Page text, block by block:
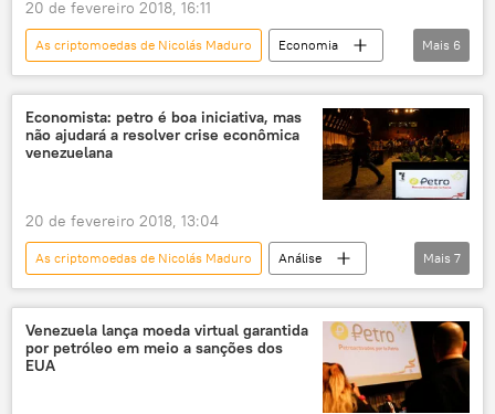
20 de fevereiro 2018, 16:11
As criptomoedas de Nicolás Maduro
Economia
Notícias
Venezuela
Petro
criptomoeda
criptomoedas
Nicolás Maduro
Mais 6
Economista: petro é boa iniciativa, mas
não ajudará a resolver crise econômica
venezuelana
20 de fevereiro 2018, 13:04
As criptomoedas de Nicolás Maduro
Análise
Economia
Notícias
Venezuela
criptomoeda
petro
Nicolás Maduro
Mais 7
Venezuela lança moeda virtual garantida
por petróleo em meio a sanções dos
EUA